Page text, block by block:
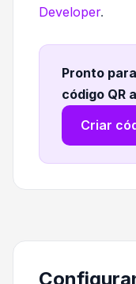
Developer.
Pronto
código QR
Criar